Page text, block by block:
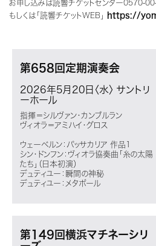
お申し込みは読響チケットセンター0570-
もしくは「読響チケットWEB」
https://
第658回定期演奏会
2026年5月20日〈水〉 サントリ
ーホール
指揮＝シルヴァン・カンブルラン
ヴィオラ＝アミハイ・グロス
ウェーベルン：パッサカリア 作品1
シン・ドンフン：ヴィオラ協奏曲「糸の太陽
たち」（日本初演）
デュティユー：瞬間の神秘
デュティユー：メタボール
第149回横浜マチネーシリ